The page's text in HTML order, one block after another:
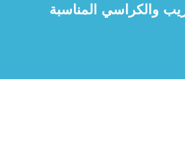
والكراسي المناسبة